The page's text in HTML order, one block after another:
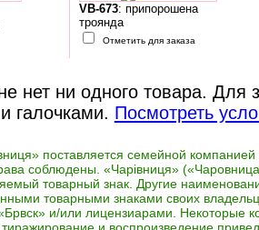
VB-673: припорошена
троянда
Отметить для заказа
нет ни одного товара. Для
галочками. Посмотреть
поставляется семейной компанией
соблюдены. «Чарівниця»
товарный знак. Другие
товарными знаками своих
и/или лицензиарами. Некоторые